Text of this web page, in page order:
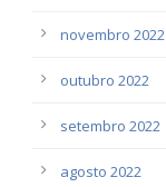
novembro 2022
outubro 2022
setembro 2022
agosto 2022